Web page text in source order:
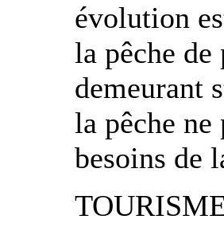
évolution
la pêche
demeurant
la pêche
besoins de